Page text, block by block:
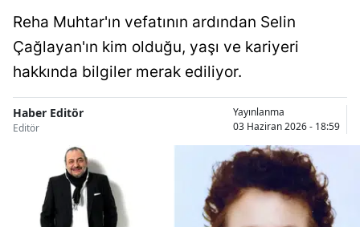
Artvin
Aydın
Bilecik
Bingöl
Bitlis
Bolu
Reha Muhtar'ın vefatının ardından Selin
Çağlayan'ın kim olduğu, yaşı ve kariyeri
hakkında bilgiler merak ediliyor.
Haber Editör
Editör
Yayınlanma
03 Haziran 2026 - 18:59